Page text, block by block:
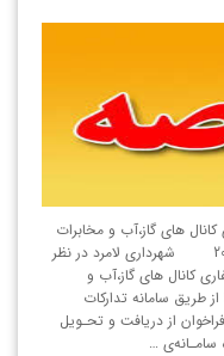
های گاز،آب و مخابرات
سطح شهر لامِرد فراخوان شماره‌ی 2003005022000006 شهرداری لامرد در نظر
کانال های گاز،آب و
به شماره‌ی سیستمی 2003005022000006 را از طریق سامانه تداركات
از دریافت و تحـویل
سامـانه‌ی …